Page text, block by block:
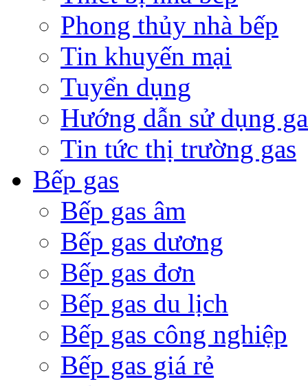
Phong thủy nhà bếp
Tin khuyến mại
Tuyển dụng
Hướng dẫn sử dụng
Tin tức thị trường gas
Bếp gas
Bếp gas âm
Bếp gas dương
Bếp gas đơn
Bếp gas du lịch
Bếp gas công nghiệp
Bếp gas giá rẻ